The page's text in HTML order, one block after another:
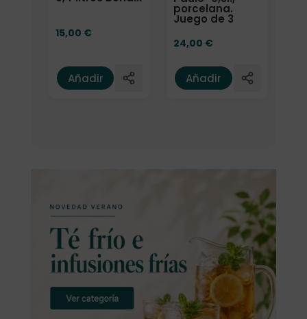
15,00 €
Añadir
porcelana.
Juego de 3
24,00 €
Añadir